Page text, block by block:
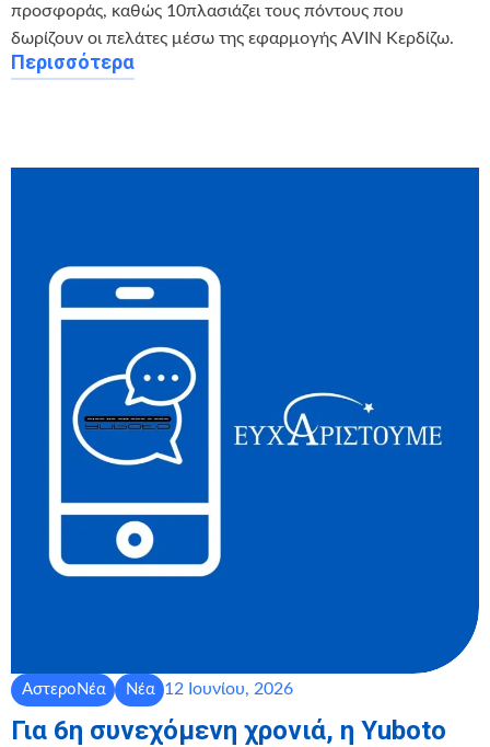
προσφοράς, καθώς 10πλασιάζει τους πόντους που
δωρίζουν οι πελάτες μέσω της εφαρμογής AVIN Κερδίζω.
Περισσότερα
ΑστεροΝέα Νέα 12 Ιουνίου, 2026
Για 6η συνεχόμενη χρονιά, η Yuboto